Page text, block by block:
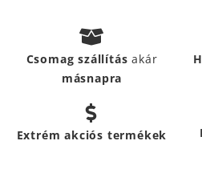
Csomag szállításakár
másnapra
Extrém akciós termékek